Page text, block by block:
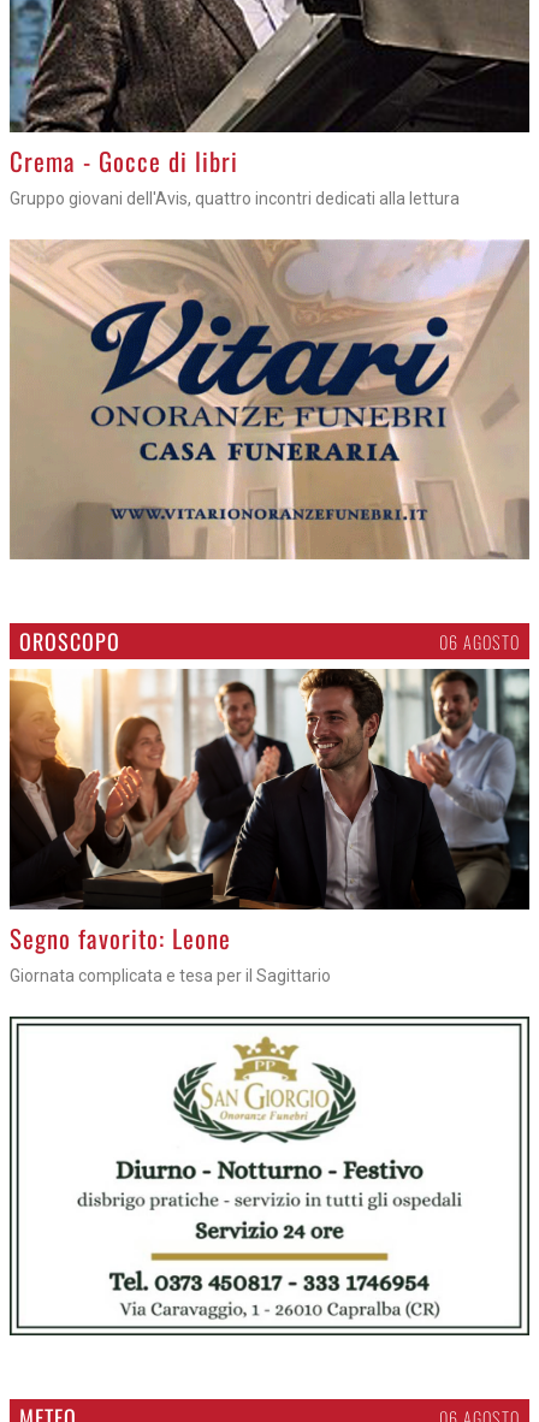
Crema - Gocce di libri
Gruppo giovani dell'Avis, quattro incontri dedicati alla lettura
OROSCOPO 06 AGOSTO
>
Segno favorito: Leone
Giornata complicata e tesa per il Sagittario